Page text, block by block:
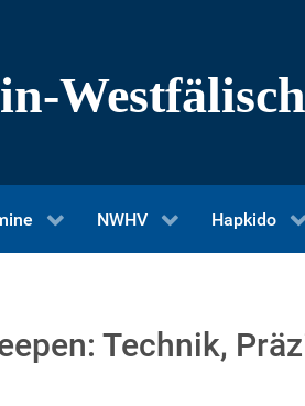
NWHV Hapkido
Technik,